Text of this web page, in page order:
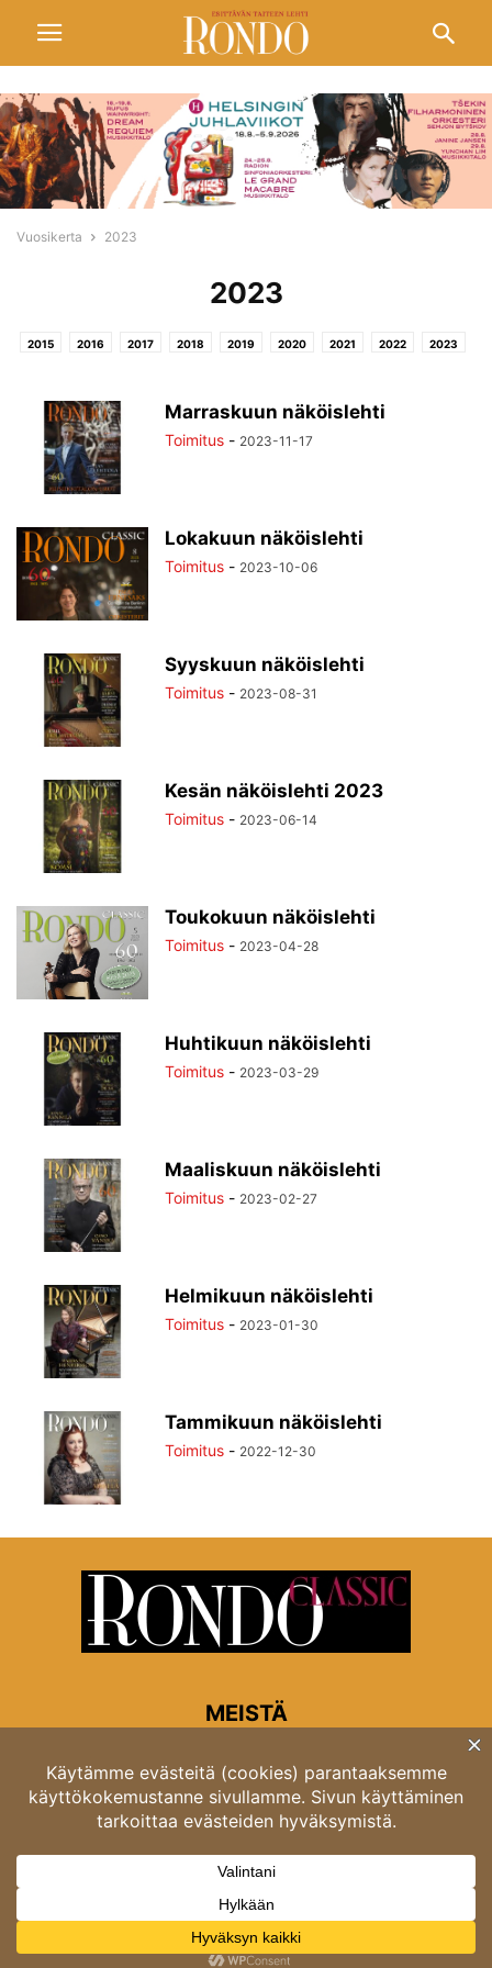
Vuosikerta 2023
2023
2015 2016 2017 2018 2019 2020 2021 2022 2023
Marraskuun näköislehti
Toimitus - 2023-11-17
Lokakuun näköislehti
Toimitus - 2023-10-06
Syyskuun näköislehti
Toimitus - 2023-08-31
Kesän näköislehti 2023
Toimitus - 2023-06-14
Toukokuun näköislehti
Toimitus - 2023-04-28
Huhtikuun näköislehti
Toimitus - 2023-03-29
Maaliskuun näköislehti
Toimitus - 2023-02-27
Helmikuun näköislehti
Toimitus - 2023-01-30
Tammikuun näköislehti
Toimitus - 2022-12-30
MEISTÄ
Rondon toimitus
Opastinsilta 6A 00520 Helsinki
Asiakaspalvelu: puh. 03 4246 5318
asiakaspalvelu@rondo.fi
Ota meihin yhteyttä:toimitus@rondo.fi
© Classicus Oy 2026 ver 2.4